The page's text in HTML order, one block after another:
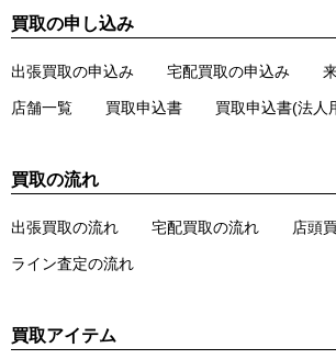
買取の申し込み
出張買取の申込み 宅配買取の申込み
店舗一覧 買取申込書 買取申込書(法人
買取の流れ
出張買取の流れ 宅配買取の流れ 店頭
ライン査定の流れ
買取アイテム